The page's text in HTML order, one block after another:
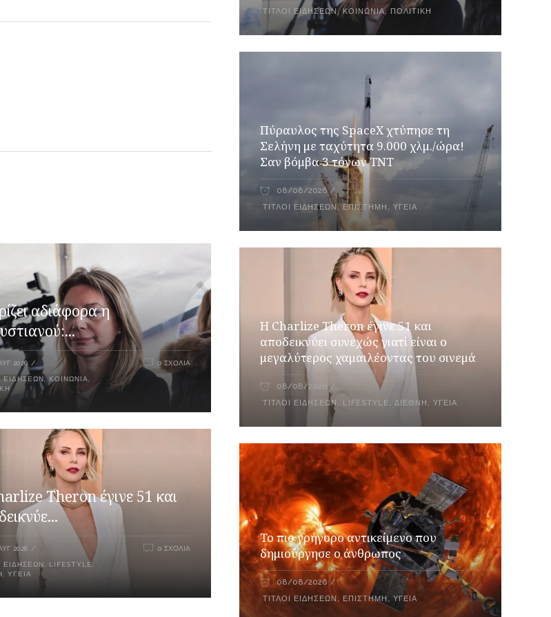
αδιάφορα η
2026
ΕΙΔΉΣΕΩΝ ,ΚΟΙΝΩΝΊΑ
0 ΣΧΌΛΙΑ
Theron έγινε 51 και
2026
ΕΙΔΉΣΕΩΝ LIFESTYLE,
ΥΓΕΊΑ
0 ΣΧΌΛΙΑ
ΤΊΤΛΟΙ ΕΙΔΉΣΕΩΝ,ΚΟΙΝΩΝΊΑ, ΠΟΛΙΤΙΚΉ
Πύραυλος της SpaceX χτύπησε τη
Σελήνη με ταχύτητα 9.000 χλμ./ώρα!
Σαν βόμβα 3 τόνων TNT
08/08/2026
ΤΊΤΛΟΙ ΕΙΔΉΣΕΩΝ , ΕΠΙΣΤΉΜΗ ,ΥΓΕΊΑ
Η Charlize Theron έγινε 51 και
αποδεικνύει συνεχώς γιατί είναι ο
μεγαλύτερος χαμαιλέοντας του σινεμά
08/08/2026
ΤΊΤΛΟΙ ΕΙΔΉΣΕΩΝ , LIFESTYLE ,ΔΙΕΘΝΉ ,ΥΓΕΊΑ
Το πιο γρήγορο αντικείμενο που
δημιούργησε ο άνθρωπος
08/08/2026
ΤΊΤΛΟΙ ΕΙΔΉΣΕΩΝ , ΕΠΙΣΤΉΜΗ,ΥΓΕΊΑ